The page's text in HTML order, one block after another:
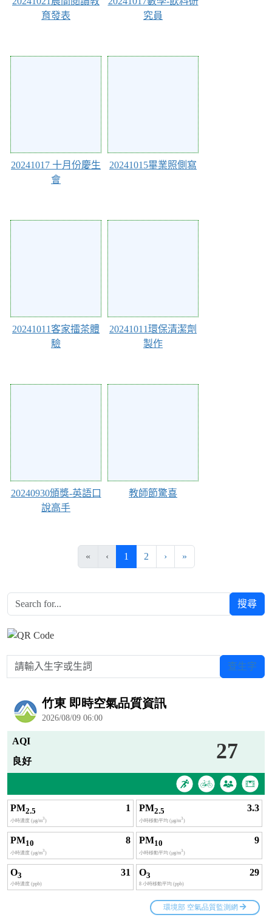
育發表
究員
20241017 十月份慶生
會
20241015畢業照側寫
20241011客家擂茶體
驗
20241011環保清潔劑
製作
20240930頒獎-英語口
說高手
教師節驚喜
« ‹ 1 (目前頁次)
2 ›下一頁
»最後頁
搜尋
請輸入生字或生詞 查生字